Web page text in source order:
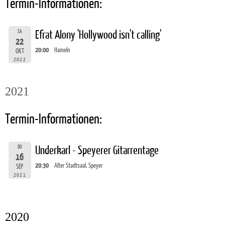
Termin-Informationen:
SA
22
OKT
2022
Efrat Alony 'Hollywood isn't calling'
20:00 Hameln
2021
Termin-Informationen:
DO
16
SEP
2021
Underkarl - Speyerer Gitarrentage
20:30 Alter Stadtsaal, Speyer
2020